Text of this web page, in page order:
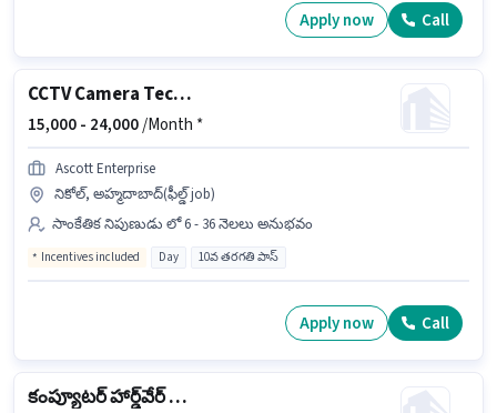
Apply now Call
CCTV Camera Technical
15,000 - 24,000/Month *
Ascott Enterprise
నికోల్, అహ్మదాబాద్(ఫీల్డ్ job)
సాంకేతిక నిపుణుడు లో 6 - 36 నెలలు అనుభవం
Incentives included Day 10వ తరగతి పాస్
Apply now Call
కంప్యూటర్ హార్డ్‌వేర్ ఇంజనీర్